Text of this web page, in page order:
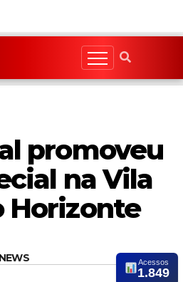
promoveu
na Vila
Horizonte
Acessos
1.849